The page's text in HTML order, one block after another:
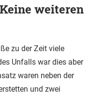
weiteren
zu der Zeit viele
Unfalls war dies aber
waren neben der
und zwei